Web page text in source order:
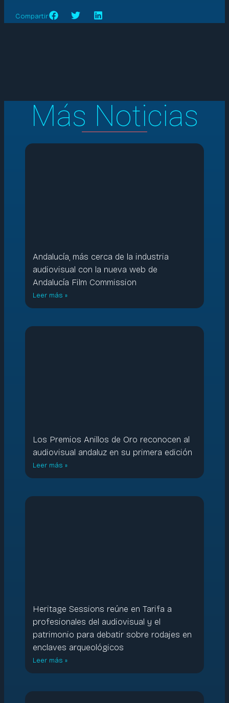
Compartir
Más Noticias
Andalucía, más cerca de la industria
audiovisual con la nueva web de
Andalucía Film Commission
Leer más »
Los Premios Anillos de Oro reconocen al
audiovisual andaluz en su primera edición
Leer más »
Heritage Sessions reúne en Tarifa a
profesionales del audiovisual y el
patrimonio para debatir sobre rodajes en
enclaves arqueológicos
Leer más »